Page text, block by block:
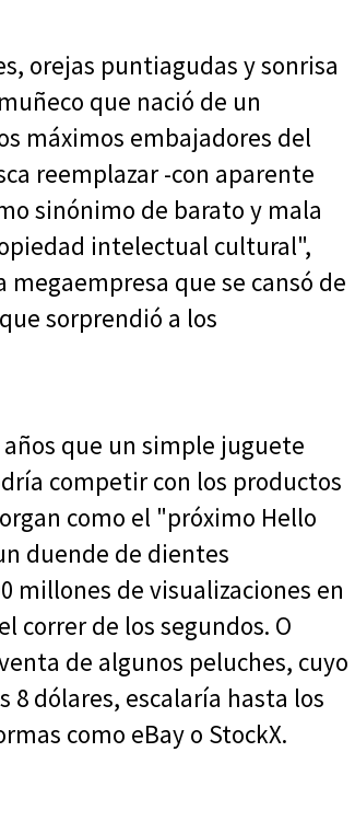
orejas puntiagudas y sonrisa
que nació de un
máximos embajadores del
reemplazar -con aparente
sinónimo de barato y mala
intelectual cultural",
megaempresa que se cansó de
sorprendió a los
que un simple juguete
competir con los productos
como el "próximo Hello
duende de dientes
millones de visualizaciones en
correr de los segundos. O
de algunos peluches, cuyo
8 dólares, escalaría hasta los
como eBay o StockX.